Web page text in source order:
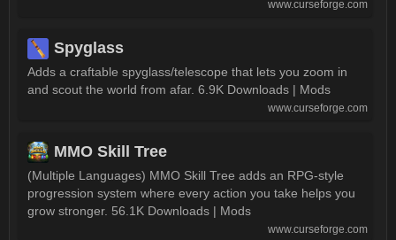
www.curseforge.com
Spyglass
Adds a craftable spyglass/telescope that lets you zoom in
and scout the world from afar. 6.9K Downloads | Mods
www.curseforge.com
MMO Skill Tree
(Multiple Languages) MMO Skill Tree adds an RPG-style
progression system where every action you take helps you
grow stronger. 56.1K Downloads | Mods
www.curseforge.com